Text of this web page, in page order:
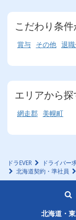
こだわり条
賞与 その他 退
エリアから探
網走郡 美幌町
ドラEVER ドライバー
北海道契約・準社員
北海道・